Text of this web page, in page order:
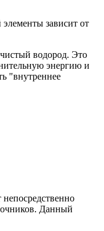
зависит от
чистый водород. Это
энергию и
"внутреннее
Данный